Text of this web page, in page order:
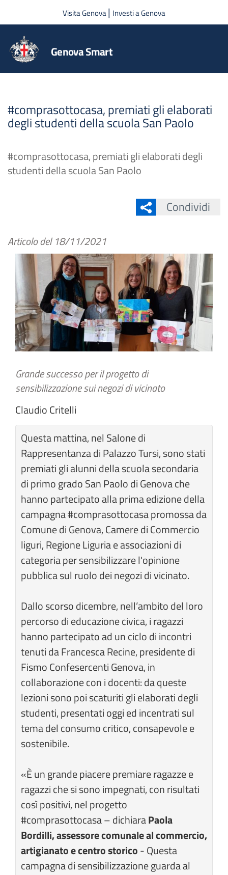
Salta al contenuto principale
Visita Genova| Investi a Genova
Genova Smart
#comprasottocasa, premiati gli elaborati
degli studenti della scuola San Paolo
#comprasottocasa, premiati gli elaborati degli
studenti della scuola San Paolo
Condividi
Articolo del 18/11/2021
Grande successo per il progetto di
sensibilizzazione sui negozi di vicinato
Claudio Critelli
Questa mattina, nel Salone di
Rappresentanza di Palazzo Tursi, sono stati
premiati gli alunni della scuola secondaria
di primo grado San Paolo di Genova che
hanno partecipato alla prima edizione della
campagna #comprasottocasa promossa da
Comune di Genova, Camere di Commercio
liguri, Regione Liguria e associazioni di
categoria per sensibilizzare l'opinione
pubblica sul ruolo dei negozi di vicinato.
Dallo scorso dicembre, nell’ambito del loro
percorso di educazione civica, i ragazzi
hanno partecipato ad un ciclo di incontri
tenuti da Francesca Recine, presidente di
Fismo Confesercenti Genova, in
collaborazione con i docenti: da queste
lezioni sono poi scaturiti gli elaborati degli
studenti, presentati oggi ed incentrati sul
tema del consumo critico, consapevole e
sostenibile.
«È un grande piacere premiare ragazze e
ragazzi che si sono impegnati, con risultati
così positivi, nel progetto
#comprasottocasa – dichiaraPaola
Bordilli, assessore comunale al commercio,
artigianato e centro storico- Questa
campagna di sensibilizzazione guarda al